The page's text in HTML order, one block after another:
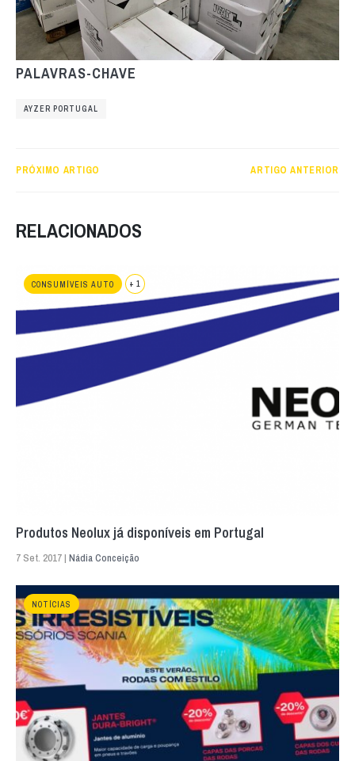
PALAVRAS-CHAVE
AYZER PORTUGAL
PRÓXIMO ARTIGO ARTIGO ANTERIOR
RELACIONADOS
CONSUMÍVEIS AUTO + 1
Produtos Neolux já disponíveis em Portugal
7 Set. 2017 | Nádia Conceição
NOTÍCIAS